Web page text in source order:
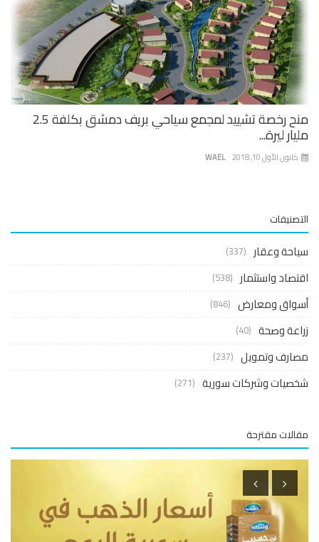
منح رخصة تشييد لمجمع سياحي بريف دمشق بكلفة 2.5
ليرة...
WAEL الأول 10, 2018
وعقار (337)
واستثمار (538)
ومعارض (846)
وصحة (40)
وتمويل (237)
وشركات سورية (271)
مقترحة